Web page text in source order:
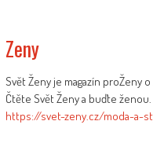
Zeny
Svět Ženy je magazín proŽeny
Čtěte Svět Ženy a buďte ženou.
https://svet-zeny.cz/moda-a-